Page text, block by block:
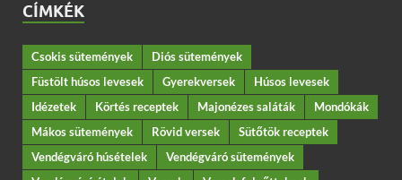
CÍMKÉK
Csokis sütemények
Diós sütemények
Füstölt húsos levesek
Gyerekversek
Húsos levesek
Idézetek
Körtés receptek Majonézes saláták
Mondókák
Mákos sütemények
Rövid versek
Sütőtök receptek
Vendégváró húsételek
Vendégváró sütemények